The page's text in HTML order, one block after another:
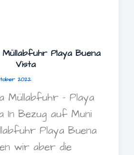
Müllabfuhr Playa Buena
Vista
2022
Müllabfuhr – Playa
In Bezug auf Muni
Playa Buena
wir aber die